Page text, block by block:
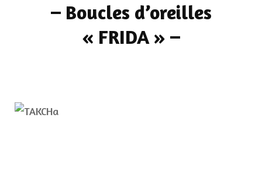
– Boucles d’oreilles
« FRIDA » –